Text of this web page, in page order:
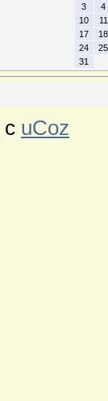
3
4
10
11
17
18
24
25
31
с uCoz